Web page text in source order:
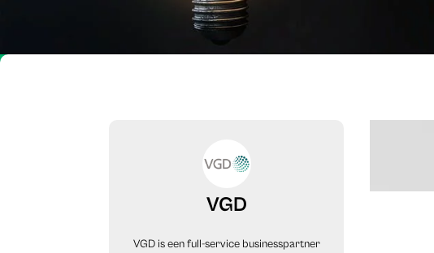
VGD
VGD is een full-service businesspartner